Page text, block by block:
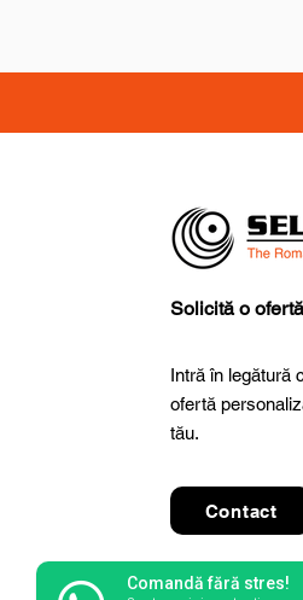
Solicită o
Intră în legătură
ofertă
tău.
Contact
Comandă fără stres!